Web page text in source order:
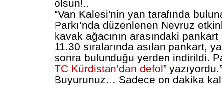
olsun!..
“Van Kalesi’nin yan tarafında
Parkı’nda düzenlenen Nevruz
kavak ağacının arasındaki
11.30 sıralarında asılan pankart,
sonra bulunduğu yerden indirildi.
TC Kürdistan’dan defol” yazıyordu.”
Buyurunuz… Sadece on dakika